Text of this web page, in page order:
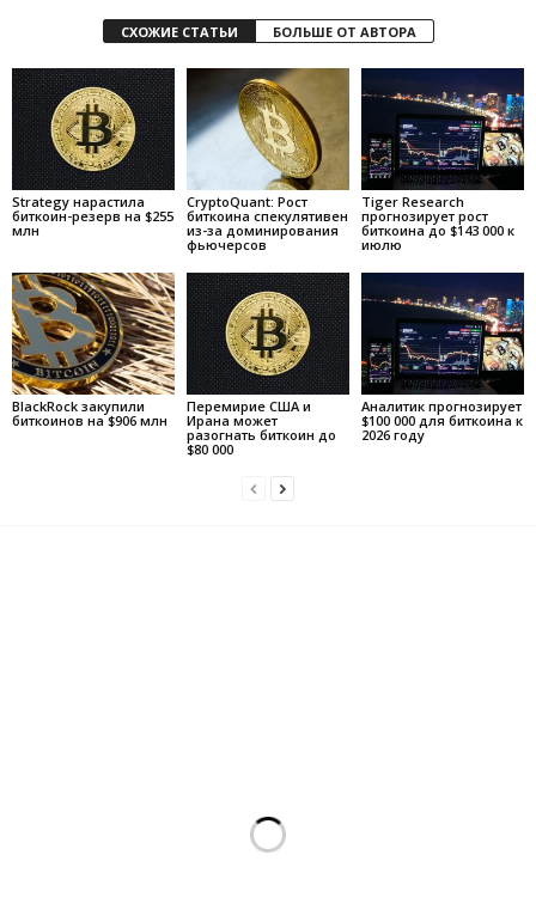
СХОЖИЕ СТАТЬИ БОЛЬШЕ ОТ АВТОРА
Strategy нарастила
биткоин-резерв на $255
млн
CryptoQuant: Рост
биткоина спекулятивен
из-за доминирования
фьючерсов
Tiger Research
прогнозирует рост
биткоина до $143 000 к
июлю
BlackRock закупили
биткоинов на $906 млн
Перемирие США и
Ирана может
разогнать биткоин до
$80 000
Аналитик прогнозирует
$100 000 для биткоина к
2026 году